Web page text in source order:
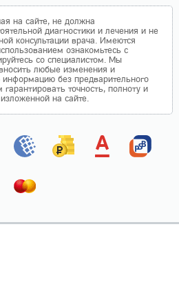
на сайте, не должна
диагностики и лечения и не
консультации врача. Имеются
ознакомьтесь с
со специалистом. Мы
любые изменения и
без предварительного
точность, полноту и
на сайте.